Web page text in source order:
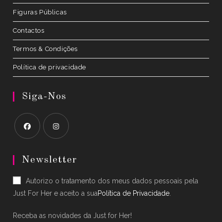
Figuras Públicas
Contactos
Termos & Condições
Política de privacidade
Siga-Nos
in
new
tab
in
new
tab
Newsletter
Autorizo o tratamento dos meus dados pessoais pela
Just For Her e aceito a suaPolítica de Privacidade
Receba as novidades da Just for Her!